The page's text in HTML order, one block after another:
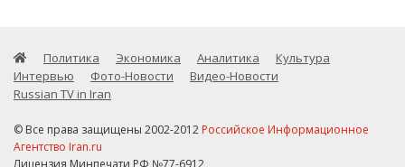
Политика Экономика Аналитика
Культура
Интервью
Фото-Новости
Видео-Новости
Russian TV in Iran
© Все права защищены 2002-2012 Российское Информационное
Агентство Iran.ru
Лицензия Минпечати РФ №77-6912